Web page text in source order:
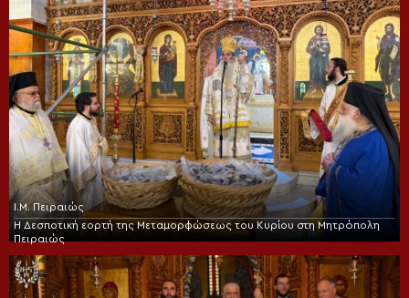
Ι.Μ. Πειραιώς
Η Δεσποτική εορτή της Μεταμορφώσεως του Κυρίου στη Μητρόπολη
Πειραιώς